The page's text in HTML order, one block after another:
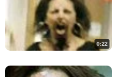
0:22